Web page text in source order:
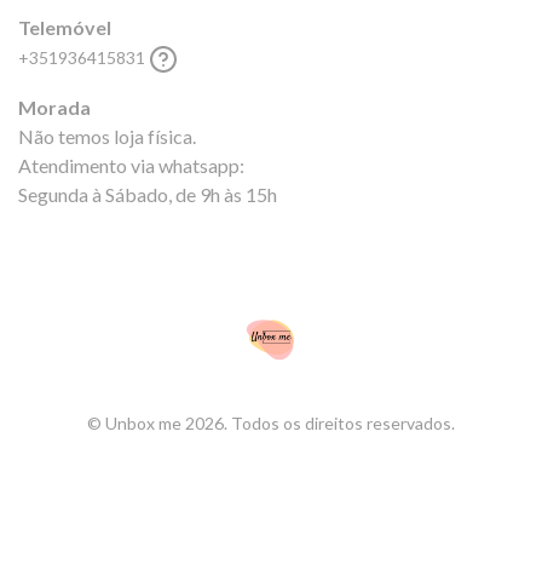
© Unbox me 2026. Todos os direitos reservados.
Telemóvel
+351936415831
Morada
Não temos loja física.
Atendimento via whatsapp:
Segunda à Sábado, de 9h às 15h